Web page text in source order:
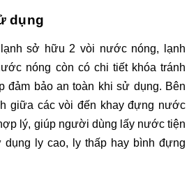
dụng
sở hữu 2 vòi nước nóng, lạnh
nóng còn có chi tiết khóa tránh
đảm bảo an toàn khi sử dụng. Bên
giữa các vòi đến khay đựng nước
lý, giúp người dùng lấy nước tiện
ly cao, ly thấp hay bình đựng